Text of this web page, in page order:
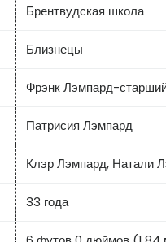
Брентвудская школа
Близнецы
Фрэнк Лэмпард-
Патрисия Лэмпард
Клэр Лэмпард, Натали
33 года